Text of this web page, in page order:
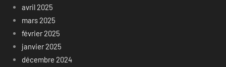
avril 2025
mars 2025
février 2025
janvier 2025
décembre 2024